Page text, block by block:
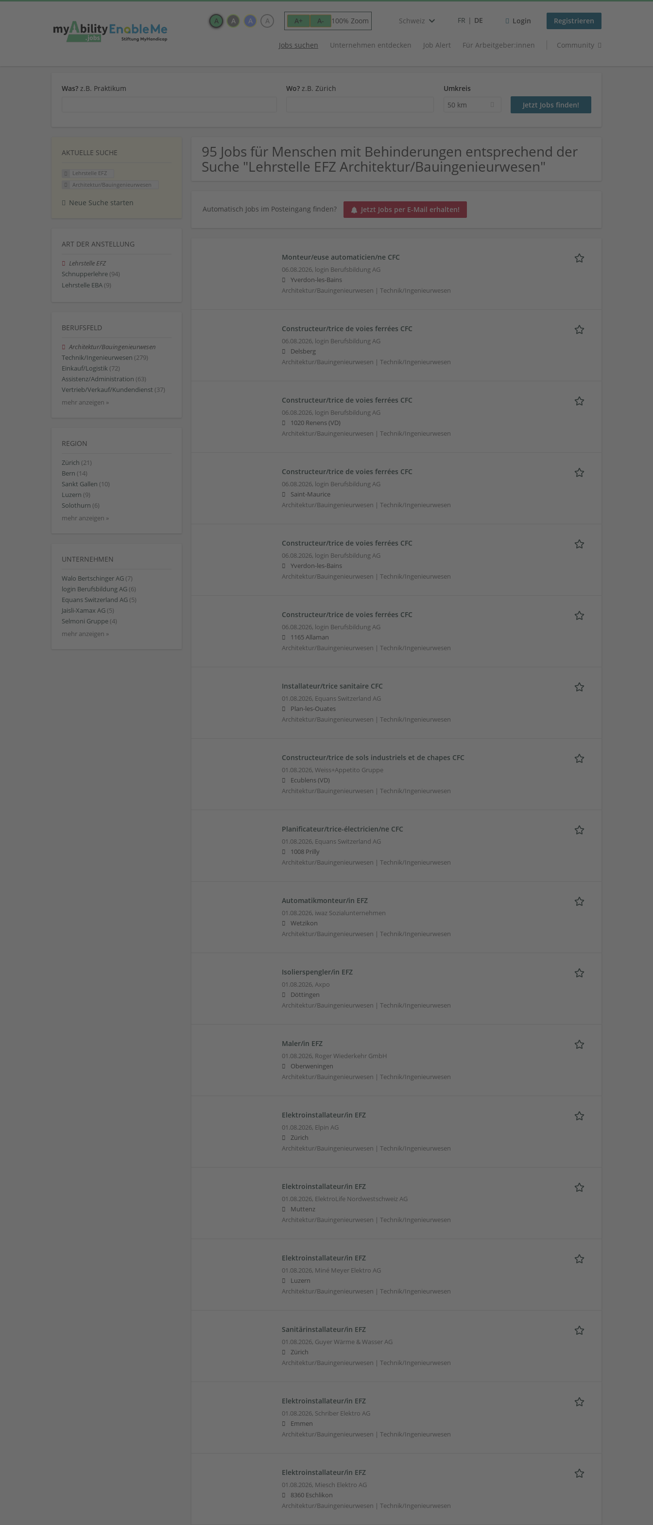
A A A A A+ A- 100% Zoom Schweiz FR DE Login Registrieren
Jobs suchen Unternehmen entdecken Job Alert Für Arbeitgeber:innen Community
Was? z.B. Praktikum Wo? z.B. Zürich
Umkreis
50 km
AKTUELLE SUCHE
Lehrstelle EFZ
Architektur/Bauingenieurwesen
Neue Suche starten
ART DER ANSTELLUNG
Lehrstelle EFZ
Schnupperlehre (94)
Lehrstelle EBA (9)
BERUFSFELD
Architektur/Bauingenieurwesen
Technik/Ingenieurwesen (279)
Einkauf/Logistik (72)
Assistenz/Administration (63)
Vertrieb/Verkauf/Kundendienst (37)
mehr anzeigen »
REGION
Zürich (21)
Bern (14)
Sankt Gallen (10)
Luzern (9)
Solothurn (6)
mehr anzeigen »
UNTERNEHMEN
Walo Bertschinger AG (7)
login Berufsbildung AG (6)
Equans Switzerland AG (5)
Jaisli-Xamax AG (5)
Selmoni Gruppe (4)
mehr anzeigen »
95 Jobs für Menschen mit Behinderungen entsprechend der
Suche "Lehrstelle EFZ Architektur/Bauingenieurwesen"
Automatisch Jobs im Posteingang finden? Jetzt Jobs per E-Mail erhalten!
Monteur/euse automaticien/ne CFC
06.08.2026, login Berufsbildung AG
Yverdon-les-Bains
Architektur/Bauingenieurwesen | Technik/Ingenieurwesen
Constructeur/trice de voies ferrées CFC
06.08.2026, login Berufsbildung AG
Delsberg
Architektur/Bauingenieurwesen | Technik/Ingenieurwesen
Constructeur/trice de voies ferrées CFC
06.08.2026, login Berufsbildung AG
1020 Renens (VD)
Architektur/Bauingenieurwesen | Technik/Ingenieurwesen
Constructeur/trice de voies ferrées CFC
06.08.2026, login Berufsbildung AG
Saint-Maurice
Architektur/Bauingenieurwesen | Technik/Ingenieurwesen
Constructeur/trice de voies ferrées CFC
06.08.2026, login Berufsbildung AG
Yverdon-les-Bains
Architektur/Bauingenieurwesen | Technik/Ingenieurwesen
Constructeur/trice de voies ferrées CFC
06.08.2026, login Berufsbildung AG
1165 Allaman
Architektur/Bauingenieurwesen | Technik/Ingenieurwesen
Installateur/trice sanitaire CFC
01.08.2026, Equans Switzerland AG
Plan-les-Ouates
Architektur/Bauingenieurwesen | Technik/Ingenieurwesen
Constructeur/trice de sols industriels et de chapes CFC
01.08.2026, Weiss+Appetito Gruppe
Ecublens (VD)
Architektur/Bauingenieurwesen | Technik/Ingenieurwesen
Planificateur/trice-électricien/ne CFC
01.08.2026, Equans Switzerland AG
1008 Prilly
Architektur/Bauingenieurwesen | Technik/Ingenieurwesen
Automatikmonteur/in EFZ
01.08.2026, iwaz Sozialunternehmen
Wetzikon
Architektur/Bauingenieurwesen | Technik/Ingenieurwesen
Isolierspengler/in EFZ
01.08.2026, Axpo
Döttingen
Architektur/Bauingenieurwesen | Technik/Ingenieurwesen
Maler/in EFZ
01.08.2026, Roger Wiederkehr GmbH
Oberweningen
Architektur/Bauingenieurwesen | Technik/Ingenieurwesen
Elektroinstallateur/in EFZ
01.08.2026, Elpin AG
Zürich
Architektur/Bauingenieurwesen | Technik/Ingenieurwesen
Elektroinstallateur/in EFZ
01.08.2026, ElektroLife Nordwestschweiz AG
Muttenz
Architektur/Bauingenieurwesen | Technik/Ingenieurwesen
Elektroinstallateur/in EFZ
01.08.2026, Miné Meyer Elektro AG
Luzern
Architektur/Bauingenieurwesen | Technik/Ingenieurwesen
Sanitärinstallateur/in EFZ
01.08.2026, Guyer Wärme & Wasser AG
Zürich
Architektur/Bauingenieurwesen | Technik/Ingenieurwesen
Elektroinstallateur/in EFZ
01.08.2026, Schriber Elektro AG
Emmen
Architektur/Bauingenieurwesen | Technik/Ingenieurwesen
Elektroinstallateur/in EFZ
01.08.2026, Miesch Elektro AG
8360 Eschlikon
Architektur/Bauingenieurwesen | Technik/Ingenieurwesen